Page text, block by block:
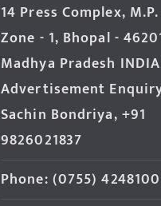
14 Press Complex,
Zone - 1, Bhopal -
Madhya Pradesh
Advertisement
Sachin Bondriya, +91
9826021837
Phone: (0755) 4248100